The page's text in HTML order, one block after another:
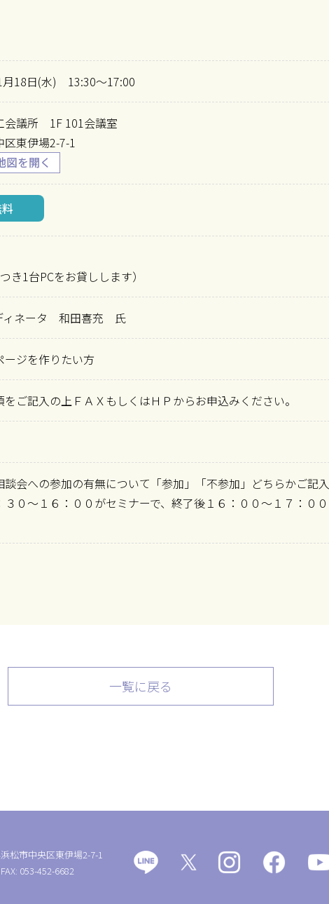
月18日(水) 13:30～17:00
会議所 1F 101会議室
区東伊場2-7-1
つき1台PCをお貸しします）
ィネータ 和田喜充 氏
ージを作りたい方
をご記入の上ＦＡＸもしくはＨＰからお申込みください。
会への参加の有無について「参加」「不参加」どちらかご記
０～１６：００がセミナーで、終了後１６：００～１７：０
一覧に戻る
松市中央区東伊場2-7-1
053-452-6682